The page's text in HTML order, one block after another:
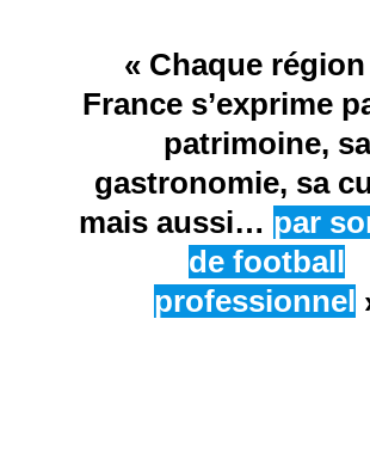
« Chaque
France s’exprime
patrimoine, sa
gastronomie, sa
mais aussi… par
de football
professionnel